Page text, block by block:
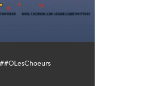
##OLesChoeurs